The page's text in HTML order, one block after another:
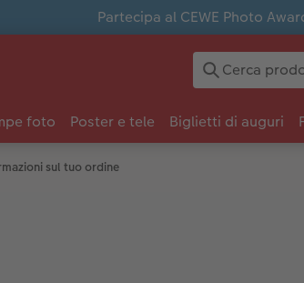
Partecipa al CEWE Photo
foto Poster e tele Biglietti di auguri
sul tuo ordine